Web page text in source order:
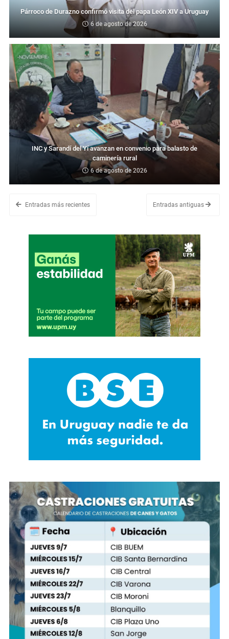
Párroco de Durazno confirmó visita del papa León XIV a Uruguay
6 de agosto de 2026
INC y Sarandí del Yí avanzan en convenio para balasto de
caminería rural
6 de agosto de 2026
Entradas más recientes Entradas antiguas